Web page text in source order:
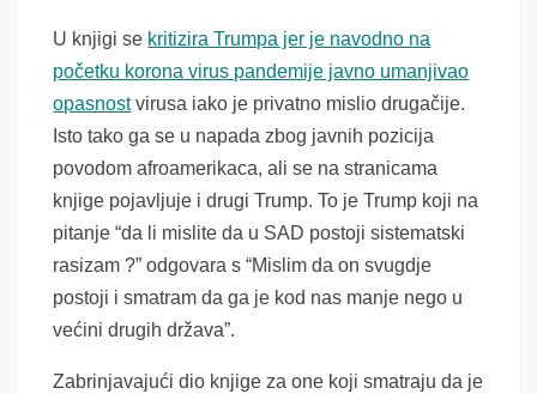
U knjigi se kritizira Trumpa jer je navodno na
početku korona virus pandemije javno umanjivao
opasnostvirusa iako je privatno mislio drugačije.
Isto tako ga se u napada zbog javnih pozicija
povodom afroamerikaca, ali se na stranicama
knjige pojavljuje i drugi Trump. To je Trump koji na
pitanje “da li mislite da u SAD postoji sistematski
rasizam ?” odgovara s “Mislim da on svugdje
postoji i smatram da ga je kod nas manje nego u
većini drugih država”.
Zabrinjavajući dio knjige za one koji smatraju da je